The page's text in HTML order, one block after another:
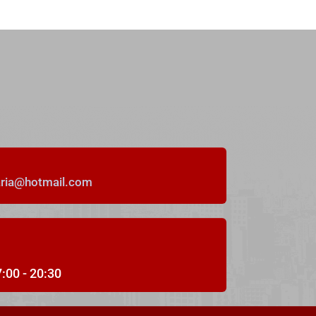
DESTACADO
- 20:30